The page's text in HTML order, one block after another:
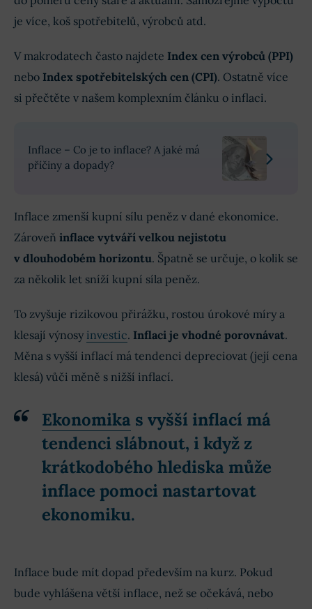
je více, koš spotřebitelů, výrobců atd.
V makrodatech často najdete Index cen výrobců (PPI)
nebo Index spotřebitelských cen (CPI). Ostatně více
si přečtěte v našem komplexním článku o inflaci.
Inflace – Co je to inflace? A jaké má
příčiny a dopady?
Inflace zmenší kupní sílu peněz v dané ekonomice.
Zároveň inflace vytváří velkou nejistotu
v dlouhodobém horizontu. Špatně se určuje, o kolik se
za několik let sníží kupní síla peněz.
To zvyšuje rizikovou přirážku, rostou úrokové míry a
klesají výnosy investic. Inflaci je vhodné porovnávat.
Měna s vyšší inflací má tendenci depreciovat (její cena
klesá) vůči měně s nižší inflací.
Ekonomika s vyšší inflací má
tendenci slábnout, i když z
krátkodobého hlediska může
inflace pomoci nastartovat
ekonomiku.
Inflace bude mít dopad především na kurz. Pokud
bude vyhlášena větší inflace, než se očekává, nebo